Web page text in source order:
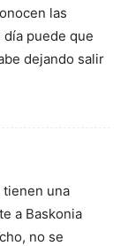
las
día puede que
dejando salir
tienen una
a Baskonia
no se